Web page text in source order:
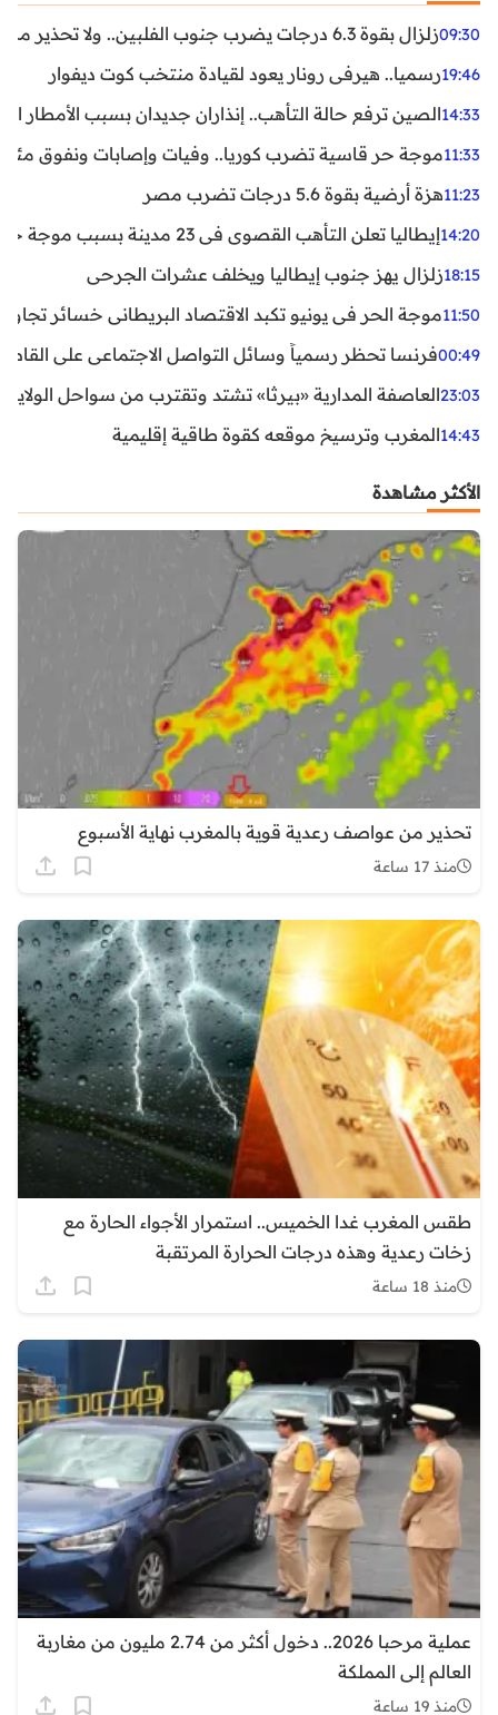
09:30زلزال بقوة 6.3 درجات يضرب جنوب الفلبين.. ولا تحذير من تسونامي حتى الآن
19:46رسميا.. هيرفي رونار يعود لقيادة منتخب كوت ديفوار
14:33الصين ترفع حالة التأهب.. إنذاران جديدان بسبب الأمطار
11:33موجة حر قاسية تضرب كوريا.. وفيات وإصابات ونفوق مئات
11:23هزة أرضية بقوة 5.6 درجات تضرب مصر
14:20إيطاليا تعلن التأهب القصوى في 23 مدينة بسبب موجة حر شديدة
18:15زلزال يهز جنوب إيطاليا ويخلف عشرات الجرحى
11:50موجة الحر في يونيو تكبد الاقتصاد البريطاني خسائر تجاوزت 1.5 مليار
00:49فرنسا تحظر رسمياً وسائل التواصل الاجتماعي على القاصرين
23:03العاصفة المدارية «بيرثا» تشتد وتقترب من سواحل
14:43المغرب وترسيخ موقعه كقوة طاقية إقليمية
الأكثر مشاهدة
تحذير من عواصف رعدية قوية بالمغرب نهاية الأسبوع
منذ 17 ساعة
طقس المغرب غدا الخميس.. استمرار الأجواء الحارة مع
زخات رعدية وهذه درجات الحرارة المرتقبة
منذ 18 ساعة
عملية مرحبا 2026.. دخول أكثر من 2.74 مليون من مغاربة
العالم إلى المملكة
منذ 19 ساعة